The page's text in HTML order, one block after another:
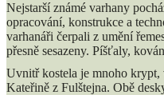
Nejstarší známé varhany
opracování, konstrukce a
varhanáři čerpali z umění
přesně sesazeny. Píšťaly,
Uvnitř kostela je mnoho krypt,
Kateřině z Fulštejna. Obě